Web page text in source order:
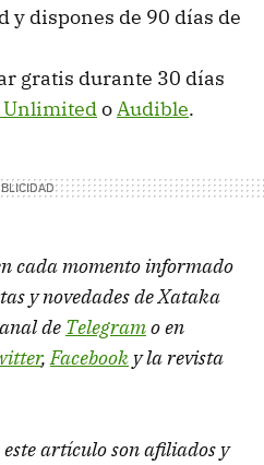
y dispones de 90 días de
gratis durante 30 días
oAudible.
cada momento informado
y novedades de Xataka
de Telegramo en
,Facebook y la revista
este artículo son afiliados y